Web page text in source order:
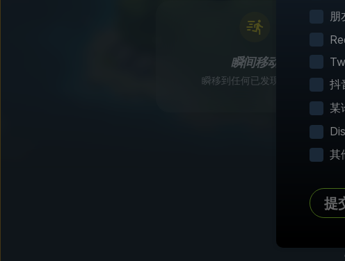
瞬间移动
瞬移到任何已发现的位置
朋
抖
某
其
提